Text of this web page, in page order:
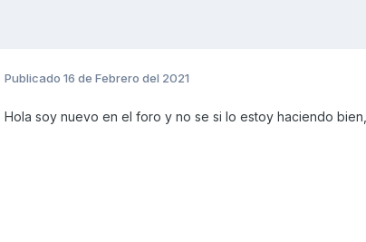
Publicado 16 de Febrero del 2021
Hola soy nuevo en el foro y no se si lo estoy haciendo bien,